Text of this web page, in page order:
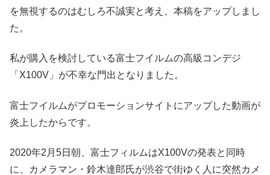
を無視するのはむしろ不誠実と考え、本稿をアップしまし
た。
私が購入を検討している富士フイルムの高級コンデジ
「X100V」が不幸な門出となりました。
富士フイルムがプロモーションサイトにアップした動画が
炎上したからです。
2020年2月5日朝、富士フィルムはX100Vの発表と同時
に、カメラマン・鈴木達郎氏が渋谷で街ゆく人に突然カメ